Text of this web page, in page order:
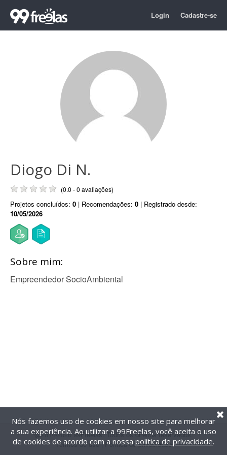
Login Cadastre-se
Diogo Di N.
(0.0 - 0 avaliações)
Projetos concluídos: 0 | Recomendações: 0 | Registrado desde:
10/05/2026
Sobre mim:
Empreendedor SocioAmbiental
@2014-2026 99Freelas. Todos os direitos reservados.
Termos de uso| Política de privacidade
Nós fazemos uso de cookies em nosso site para melhorar
a sua experiência. Ao utilizar a 99Freelas, você aceita o uso
de cookies de acordo com a nossa política de privacidade.